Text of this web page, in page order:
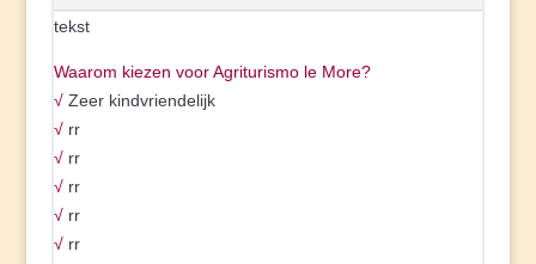
tekst
Waarom kiezen voor Agriturismo le More?
√Zeer kindvriendelijk
√rr
√rr
√rr
√rr
√rr